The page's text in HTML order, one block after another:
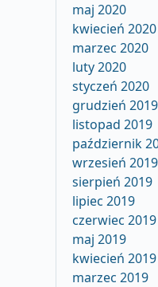
maj 2020
kwiecień 2020
marzec 2020
luty 2020
styczeń 2020
grudzień 2019
listopad 2019
październik
wrzesień 2019
sierpień 2019
lipiec 2019
czerwiec 2019
maj 2019
kwiecień 2019
marzec 2019